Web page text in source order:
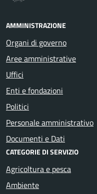
AMMINISTRAZIONE
Organi di governo
Aree amministrative
Uffici
Enti e fondazioni
Politici
Personale amministrativo
Documenti e Dati
CATEGORIE DI SERVIZIO
Agricoltura e pesca
Ambiente